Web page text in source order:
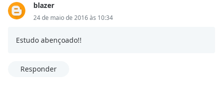
blazer
24 de maio de 2016 às 10:34
Estudo abençoado!!
Responder